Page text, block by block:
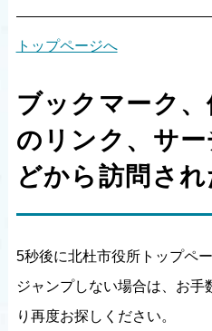
トップページへ
ブックマーク
のリンク、サ
どから訪問さ
5秒後に北杜市役所トップペ
ジャンプしない場合は、お手
り再度お探しください。